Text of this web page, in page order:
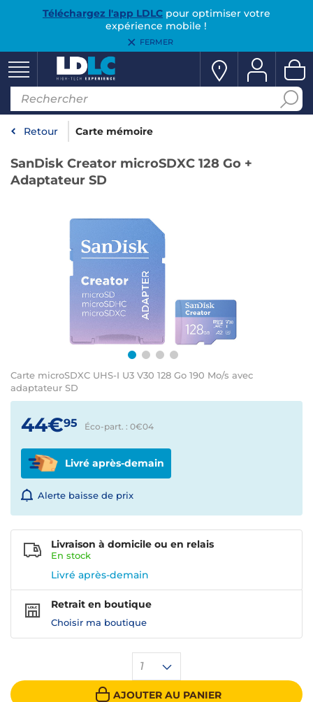
Téléchargez l'app LDLCpour optimiser votre
expérience mobile !
FERMER
Retour Carte mémoire
SanDisk Creator microSDXC 128 Go +
Adaptateur SD
Carte microSDXC UHS-I U3 V30 128 Go 190 Mo/s avec
adaptateur SD
44€95 Éco-part. : 0€04
Livré après-demain
Alerte baisse de prix
1
AJOUTER AU PANIER
Livraison à domicile ou en relais
En stock
Livré après-demain
Retrait en boutique
Choisir ma boutique